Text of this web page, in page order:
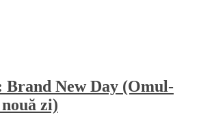
Brand New Day (Omul-
zi)